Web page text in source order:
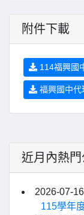
附件下載
114福興國
福興國中
近月內熱門
2026-07-16
115學年